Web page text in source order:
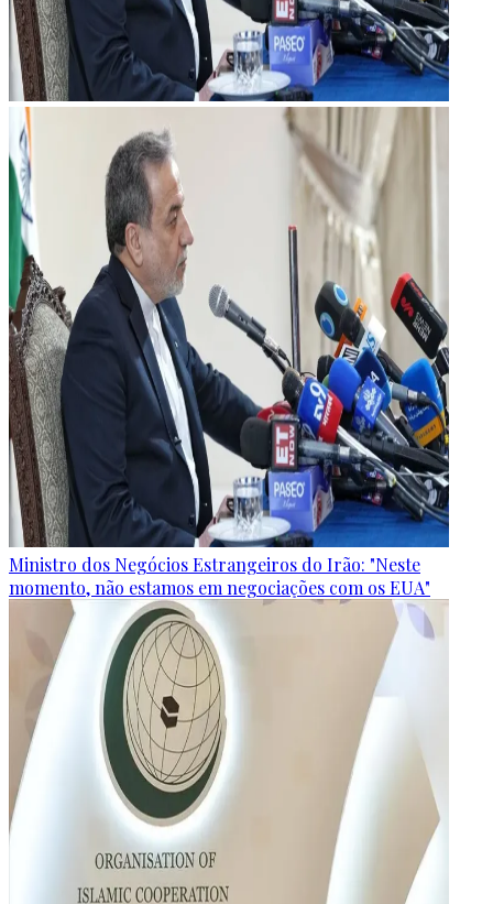
Ministro dos Negócios Estrangeiros do Irão: "Neste
momento, não estamos em negociações com os EUA"